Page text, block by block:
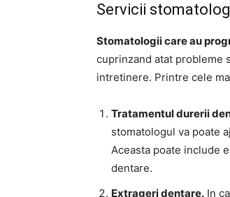
Servicii
Stomatologii care au
cuprinzand atat probleme
intretinere. Printre cele
Tratamentul durerii
stomatologul va poate
Aceasta poate include
dentare.
Extrageri dentare. In